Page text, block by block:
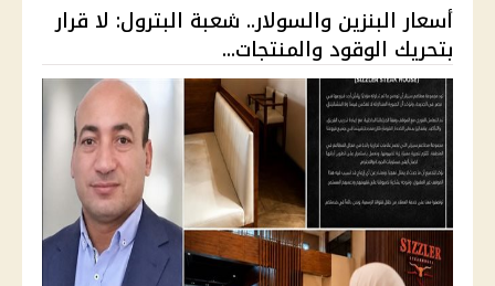
أسعار البنزين والسولار.. شعبة البترول: لا قرار
بتحريك الوقود والمنتجات...